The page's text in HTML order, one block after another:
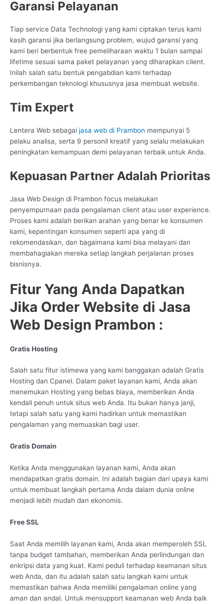
Garansi Pelayanan
Tiap service Data Technologi yang kami ciptakan terus kami
kasih garansi jika berlangsung problem, wujud garansi yang
kami beri berbentuk free pemeliharaan waktu 1 bulan sampai
lifetime sesuai sama paket pelayanan yang diharapkan client.
Inilah salah satu bentuk pengabdian kami terhadap
perkembangan teknologi khususnya jasa membuat website.
Tim Expert
Lentera Web sebagai jasa web di Prambon mempunyai 5
pelaku analisa, serta 9 personil kreatif yang selalu melakukan
peningkatan kemampuan demi pelayanan terbaik untuk Anda.
Kepuasan Partner Adalah Prioritas
Jasa Web Design di Prambon focus melakukan
penyempurnaan pada pengalaman client atau user experience.
Proses kami adalah berikan arahan yang benar ke konsumen
kami, kepentingan konsumen seperti apa yang di
rekomendasikan, dan bagaimana kami bisa melayani dan
membahagiakan mereka setiap langkah perjalanan proses
bisnisnya.
Fitur Yang Anda Dapatkan
Jika Order Website di Jasa
Web Design Prambon :
Gratis Hosting
Salah satu fitur istimewa yang kami banggakan adalah Gratis
Hosting dan Cpanel. Dalam paket layanan kami, Anda akan
menemukan Hosting yang bebas biaya, memberikan Anda
kendali penuh untuk situs web Anda. Itu bukan hanya janji,
tetapi salah satu yang kami hadirkan untuk memastikan
pengalaman yang memuaskan bagi user.
Gratis Domain
Ketika Anda menggunakan layanan kami, Anda akan
mendapatkan gratis domain. Ini adalah bagian dari upaya kami
untuk membuat langkah pertama Anda dalam dunia online
menjadi lebih mudah dan ekonomis.
Free SSL
Saat Anda memilih layanan kami, Anda akan memperoleh SSL
tanpa budget tambahan, memberikan Anda perlindungan dan
enkripsi data yang kuat. Kami peduli terhadap keamanan situs
web Anda, dan itu adalah salah satu langkah kami untuk
memastikan bahwa Anda memiliki pengalaman online yang
aman dan andal. Untuk mensupport keamanan web Anda baik